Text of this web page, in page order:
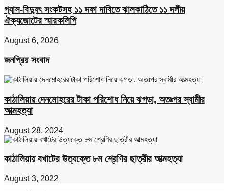
গ্যাস-বিদ্যুৎ সংকটসহ ১১ দফা দাবিতে ঝালকাঠিতে ১১ দলীয়
ঐক্যজোটের স্মারকলিপি
August 6, 2026
জনপ্রিয় সংবাদ
কাঠালিয়ায় দেনমোহরের টাকা পরিশোধ নিয়ে ঝগড়া, অতঃপর স্বামীর
আত্মহত্যা
August 28, 2024
কাঠালিয়ায় বখাটের উত্যক্তে ৮ম শ্রেণির ছাত্রীর আত্মহত্যা
August 3, 2022